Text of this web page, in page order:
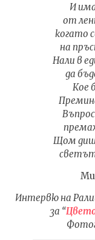
И
от
когато
на
Нали в
да
Кое
Щом
светът
Интервю на
за “